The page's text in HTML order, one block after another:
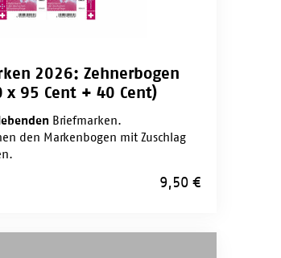
2026: Zehnerbogen
x 95 Cent + 40 Cent)
Briefmarken.
den Markenbogen mit Zuschlag
9,50€